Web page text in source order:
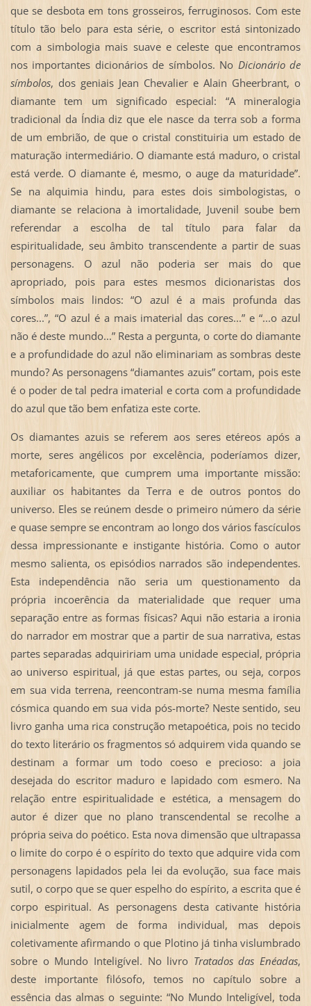
que se desbota em tons grosseiros, ferruginosos. Com este
título tão belo para esta série, o escritor está sintonizado
com a simbologia mais suave e celeste que encontramos
nos importantes dicionários de símbolos. No Dicionário de
símbolos, dos geniais Jean Chevalier e Alain Gheerbrant, o
diamante tem um significado especial: “A mineralogia
tradicional da Índia diz que ele nasce da terra sob a forma
de um embrião, de que o cristal constituiria um estado de
maturação intermediário. O diamante está maduro, o cristal
está verde. O diamante é, mesmo, o auge da maturidade”.
Se na alquimia hindu, para estes dois simbologistas, o
diamante se relaciona à imortalidade, Juvenil soube bem
referendar a escolha de tal título para falar da
espiritualidade, seu âmbito transcendente a partir de suas
personagens. O azul não poderia ser mais do que
apropriado, pois para estes mesmos dicionaristas dos
símbolos mais lindos: “O azul é a mais profunda das
cores...”, “O azul é a mais imaterial das cores...” e “...o azul
não é deste mundo...” Resta a pergunta, o corte do diamante
e a profundidade do azul não eliminariam as sombras deste
mundo? As personagens “diamantes azuis” cortam, pois este
é o poder de tal pedra imaterial e corta com a profundidade
do azul que tão bem enfatiza este corte.
Os diamantes azuis se referem aos seres etéreos após a
morte, seres angélicos por excelência, poderíamos dizer,
metaforicamente, que cumprem uma importante missão:
auxiliar os habitantes da Terra e de outros pontos do
universo. Eles se reúnem desde o primeiro número da série
e quase sempre se encontram ao longo dos vários fascículos
dessa impressionante e instigante história. Como o autor
mesmo salienta, os episódios narrados são independentes.
Esta independência não seria um questionamento da
própria incoerência da materialidade que requer uma
separação entre as formas físicas? Aqui não estaria a ironia
do narrador em mostrar que a partir de sua narrativa, estas
partes separadas adquiririam uma unidade especial, própria
ao universo espiritual, já que estas partes, ou seja, corpos
em sua vida terrena, reencontram-se numa mesma família
cósmica quando em sua vida pós-morte? Neste sentido, seu
livro ganha uma rica construção metapoética, pois no tecido
do texto literário os fragmentos só adquirem vida quando se
destinam a formar um todo coeso e precioso: a joia
desejada do escritor maduro e lapidado com esmero. Na
relação entre espiritualidade e estética, a mensagem do
autor é dizer que no plano transcendental se recolhe a
própria seiva do poético. Esta nova dimensão que ultrapassa
o limite do corpo é o espírito do texto que adquire vida com
personagens lapidados pela lei da evolução, sua face mais
sutil, o corpo que se quer espelho do espírito, a escrita que é
corpo espiritual. As personagens desta cativante história
inicialmente agem de forma individual, mas depois
coletivamente afirmando o que Plotino já tinha vislumbrado
sobre o Mundo Inteligível. No livro Tratados das Enéadas,
deste importante filósofo, temos no capítulo sobre a
essência das almas o seguinte: “No Mundo Inteligível, toda